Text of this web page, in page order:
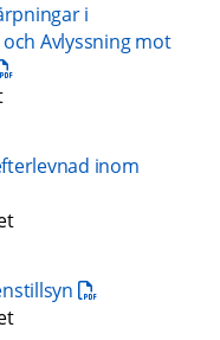
i
Avlyssning mot
61.7 kB.
inom
pdf, 56.4 kB.